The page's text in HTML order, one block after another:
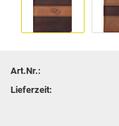
Art.Nr.:
Lieferzeit: